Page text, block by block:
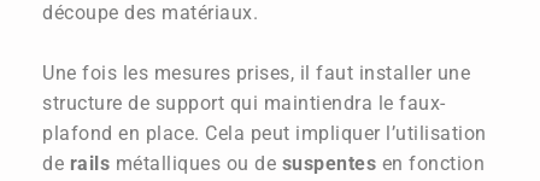
découpe des matériaux.
Une fois les mesures prises, il faut installer une
structure de support qui maintiendra le faux-
plafond en place. Cela peut impliquer l’utilisation
de rails métalliques ou de suspentes en fonction